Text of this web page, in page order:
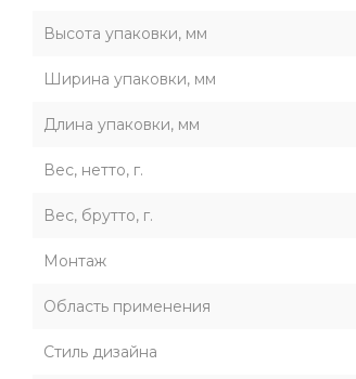
Высота упаковки, мм
Ширина упаковки, мм
Длина упаковки, мм
Вес, нетто, г.
Вес, брутто, г.
Монтаж
Область применения
Стиль дизайна